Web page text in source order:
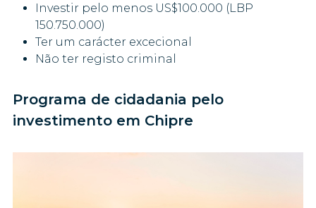
Investir pelo menos US$100.000 (LBP
150.750.000)
Ter um carácter excecional
Não ter registo criminal
Programa de cidadania pelo
investimento em Chipre